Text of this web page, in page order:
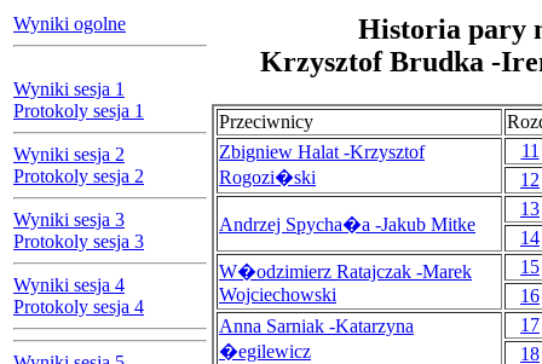
Wyniki ogolne
Wyniki sesja 1
Protokoly sesja 1
Wyniki sesja 2
Protokoly sesja 2
Wyniki sesja 3
Protokoly sesja 3
Wyniki sesja 4
Protokoly sesja 4
Historia pary
Krzysztof Brudka -
Przeciwnicy
Zbigniew Halat -Krzysztof
Rogozi�ski
11
12
Andrzej Spycha�a -Jakub Mitke
13
14
W�odzimierz Ratajczak -Marek
Wojciechowski
15
16
Anna Sarniak -Katarzyna
�egilewicz
17
18